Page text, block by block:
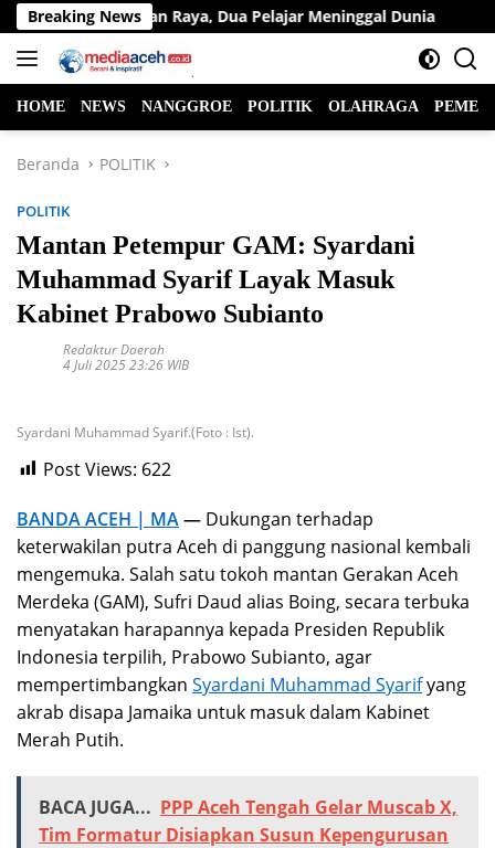
Langsung
ke
konten
Breaking News
di Jalan Raya, Dua Pelajar Meninggal Dunia
HOME NEWS NANGGROE POLITIK OLAHRAGA
Beranda POLITIK
POLITIK
Mantan Petempur GAM: Syardani
Muhammad Syarif Layak Masuk
Kabinet Prabowo Subianto
Redaktur Daerah
4 Juli 2025 23:26 WIB
Syardani Muhammad Syarif.(Foto : Ist).
Post Views: 622
BANDA ACEH | MA— Dukungan terhadap
keterwakilan putra Aceh di panggung nasional kembali
mengemuka. Salah satu tokoh mantan Gerakan Aceh
Merdeka (GAM), Sufri Daud alias Boing, secara terbuka
menyatakan harapannya kepada Presiden Republik
Indonesia terpilih, Prabowo Subianto, agar
mempertimbangkan Syardani Muhammad Syarifyang
akrab disapa Jamaika untuk masuk dalam Kabinet
Merah Putih.
BACA JUGA... PPP Aceh Tengah Gelar Muscab X,
Tim Formatur Disiapkan Susun Kepengurusan